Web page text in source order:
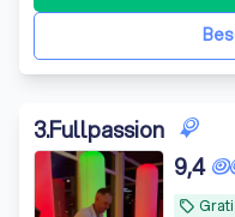
3.Fullpassion
local_offer
9,4